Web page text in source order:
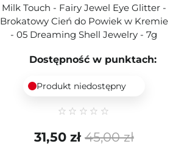
Milk Touch - Fairy Jewel Eye Glitter -
Brokatowy Cień do Powiek w Kremie
- 05 Dreaming Shell Jewelry - 7g
Dostępność w punktach:
Produkt niedostępny
45,00 zł
31,50 zł